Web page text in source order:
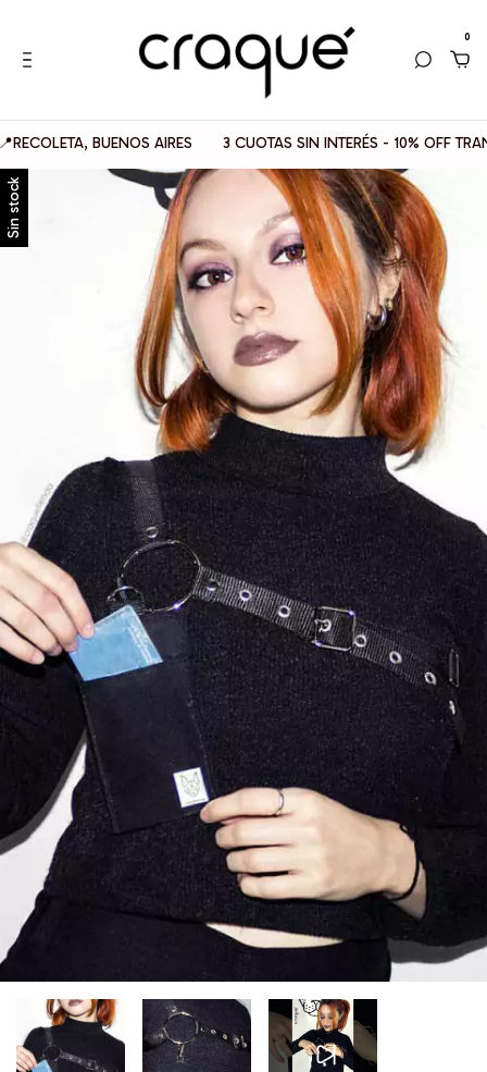
0
BUENOS AIRES 3 CUOTAS SIN INTERÉS - 10% OFF
Sin stock